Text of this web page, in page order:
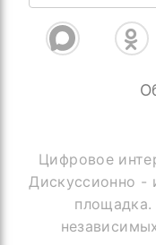
Цифровое
Дискуссионно -
площадка.